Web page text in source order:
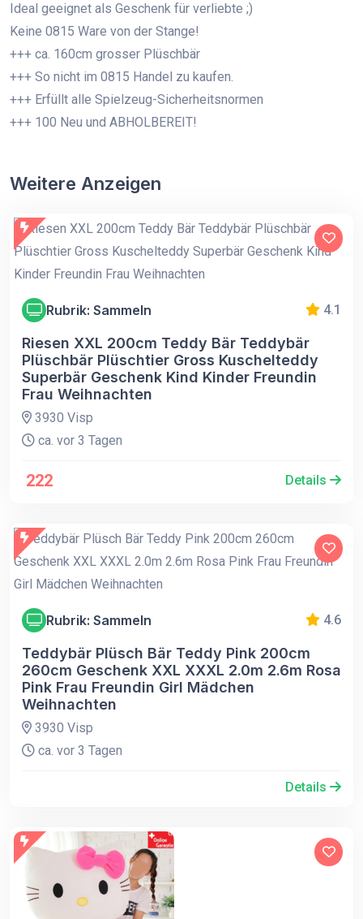
Ideal geeignet als Geschenk für verliebte ;)
Keine 0815 Ware von der Stange!
+++ ca. 160cm grosser Plüschbär
+++ So nicht im 0815 Handel zu kaufen.
+++ Erfüllt alle Spielzeug-Sicherheitsnormen
+++ 100 Neu und ABHOLBEREIT!
Weitere Anzeigen
Rubrik: Sammeln 4.1
Riesen XXL 200cm Teddy Bär Teddybär
Plüschbär Plüschtier Gross Kuschelteddy
Superbär Geschenk Kind Kinder Freundin
Frau Weihnachten
3930 Visp
ca. vor 3 Tagen
222 Details
Rubrik: Sammeln 4.6
Teddybär Plüsch Bär Teddy Pink 200cm
260cm Geschenk XXL XXXL 2.0m 2.6m Rosa
Pink Frau Freundin Girl Mädchen
Weihnachten
3930 Visp
ca. vor 3 Tagen
Details